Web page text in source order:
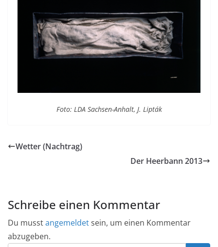
Foto: LDA Sachsen-Anhalt, J. Lipták
Wetter (Nachtrag)
Der Heerbann 2013
Schreibe einen Kommentar
Du musstangemeldetsein, um einen Kommentar
abzugeben.